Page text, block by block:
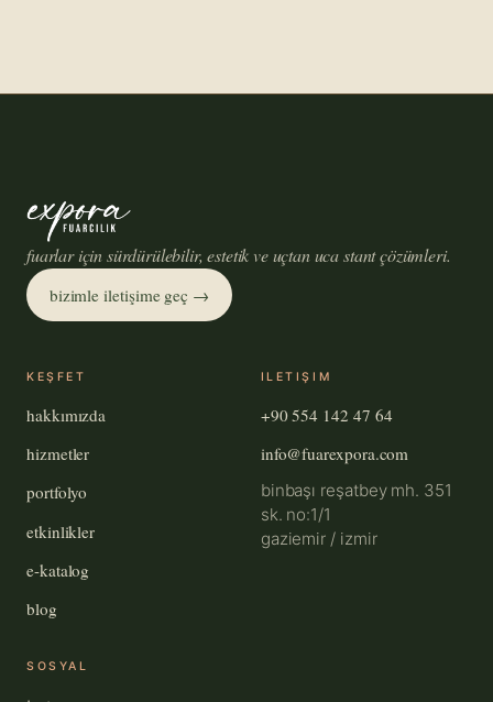
fuarlar için sürdürülebilir, estetik ve uçtan uca stant çözümleri.
bizimle iletişime geç →
KEŞFET
hakkımızda
hizmetler
portfolyo
etkinlikler
e-katalog
blog
ILETIŞIM
+90 554 142 47 64
info@fuarexpora.com
binbaşı reşatbey mh. 351
sk. no:1/1
gaziemir / izmir
SOSYAL